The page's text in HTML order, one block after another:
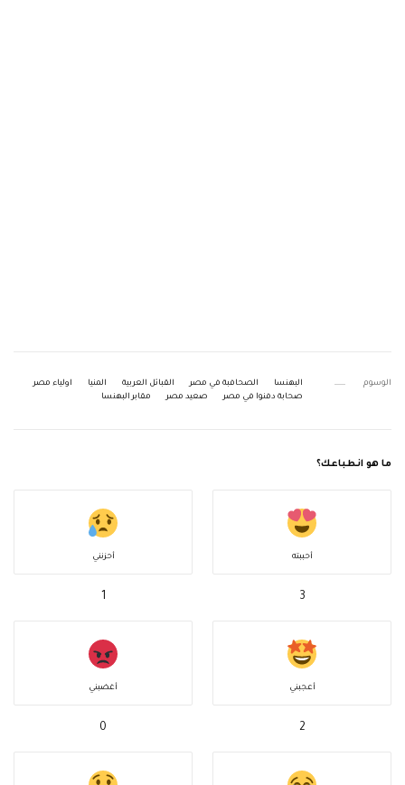
الوسوم البهنسا الصحافبة في مصر القبائل العربية المنيا
اولياء مصر
صحابة دفنوا في مصر
صعيد مصر مقابر البهنسا
ما هو انطباعك؟
أحببته
3
أحزنني
1
أعجبني
2
أغضبني
0